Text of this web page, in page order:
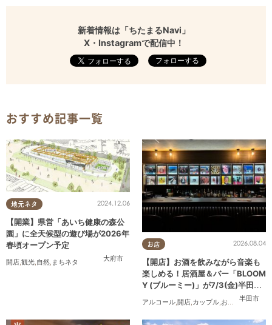
新着情報は「ちたまるNavi」
X・Instagramで配信中！
フォローする
おすすめ記事一覧
地元ネタ
大府市
2024.12.06
【開業】県営「あいち健康の森公
園」に全天候型の遊び場が2026年
春頃オープン予定
開店 観光 自然 まちネタ
お店
半田市
2026.08.04
【開店】お酒を飲みながら音楽も
楽しめる！居酒屋＆バー「BLOOM
Y (ブルーミー)」が7/3(金)半田市
アルコール 開店 カップル おひとりさま